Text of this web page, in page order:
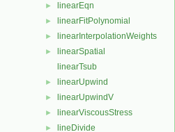
► linearEqn
► linearFitPolynomial
► linearInterpolationWeights
►
linearSpatial
linearTsub
► linearUpwind
► linearUpwindV
► linearViscousStress
► lineDivide